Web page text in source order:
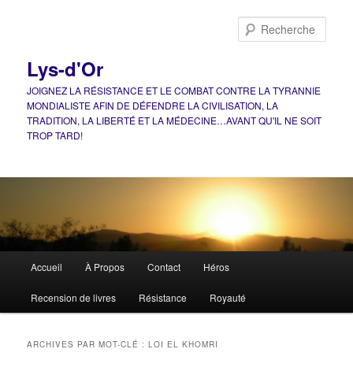
Lys-d'Or
JOIGNEZ LA RÉSISTANCE ET LE COMBAT CONTRE LA TYRANNIE
MONDIALISTE AFIN DE DÉFENDRE LA CIVILISATION, LA
TRADITION, LA LIBERTÉ ET LA MÉDECINE…AVANT QU'IL NE SOIT
TROP TARD!
principal
Accueil À Propos Contact Héros
Recension de livres Résistance Royauté
ARCHIVES PAR MOT-CLÉ :LOI EL KHOMRI